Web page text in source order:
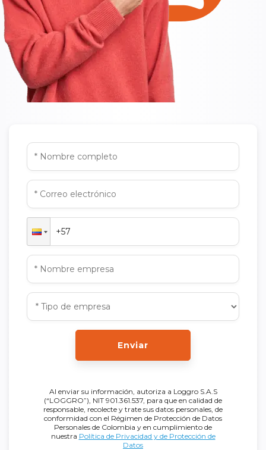
Enviar
Al enviar su información, autoriza a Loggro S.A.S
(“LOGGRO”), NIT 901.361.537, para que en calidad de
responsable, recolecte y trate sus datos personales, de
conformidad con el Régimen de Protección de Datos
Personales de Colombia y en cumplimiento de
nuestra Política de Privacidad y de Protección de
Datos